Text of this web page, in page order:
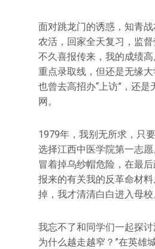
面对跳龙门的诱惑，知青
农活，回家全天复习，监督
不久喜报传来，我的成绩
重点录取线，但还是无缘大
也曾去高招办“上访”，还
网。
1979年，我别无所求，只
选择江西中医学院第一志愿
冒着掉乌纱帽危险，在最
报来的有关我的反革命材
掉，我才清清白白进入母校
我忘不了和同学们一起探讨
为什么越走越窄？”在英雄